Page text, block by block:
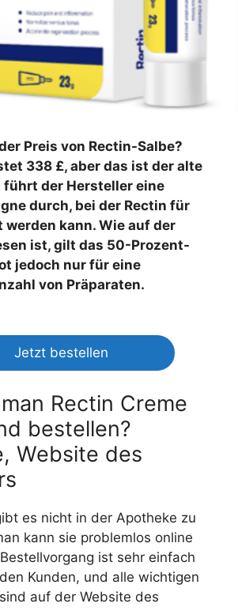
Preis von Rectin-Salbe?
338 £, aber das ist der alte
führt der Hersteller eine
durch, bei der Rectin für
werden kann. Wie auf der
ist, gilt das 50-Prozent-
jedoch nur für eine
von Präparaten.
Jetzt bestellen
Rectin Creme
bestellen?
Website des
es nicht in der Apotheke zu
kann sie problemlos online
ist sehr einfach
Kunden, und alle wichtigen
auf der Website des